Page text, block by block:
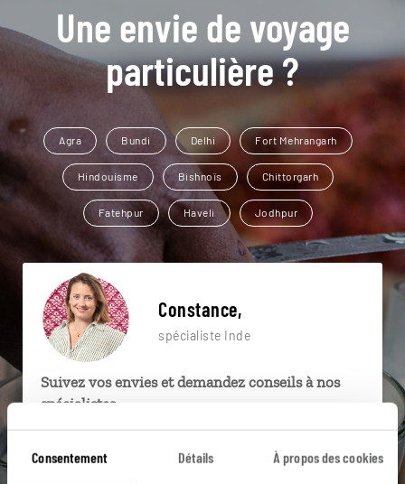
Consentement Détails À propos des cookies
Une envie de voyage
particulière ?
Agra Bundi Delhi Fort Mehrangarh
Hindouisme Bishnoïs Chittorgarh
Fatehpur Haveli Jodhpur
Constance,
spécialiste Inde
Suivez vos envies et demandez conseils à nos
spécialistes
près de vos envies et de la réalité du pays.